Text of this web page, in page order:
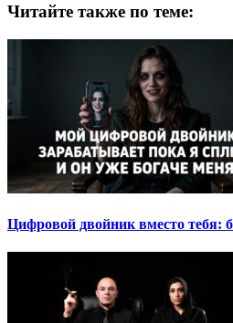
Читайте также по теме:
Цифровой двойник вместо тебя: